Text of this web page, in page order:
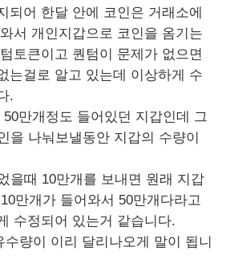
되어 한달 안에 코인은 거래소에
서 개인지갑으로 코인을 옴기는
토큰이고 퀀텀이 문제가 없으면
는걸로 알고 있는데 이상하게 수
.
만개정도 들어있던 지갑인데 그
을 나눠보낼동안 지갑의 수량이
을때 10만개를 보내면 원래 지갑
만개가 들어와서 50만개다라고
수정되어 있는거 같습니다.
수량이 이리 달리나오게 말이 됩니